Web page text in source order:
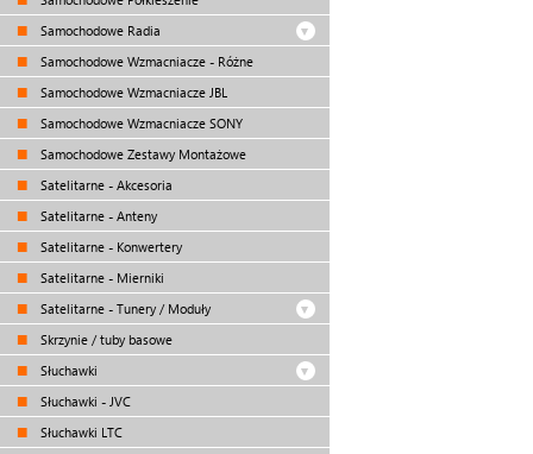
Samochodowe Radia
Samochodowe Wzmacniacze - Różne
Samochodowe Wzmacniacze JBL
Samochodowe Wzmacniacze SONY
Samochodowe Zestawy Montażowe
Satelitarne - Akcesoria
Satelitarne - Anteny
Satelitarne - Konwertery
Satelitarne - Mierniki
Satelitarne - Tunery / Moduły
Skrzynie / tuby basowe
Słuchawki
Słuchawki - JVC
Słuchawki LTC